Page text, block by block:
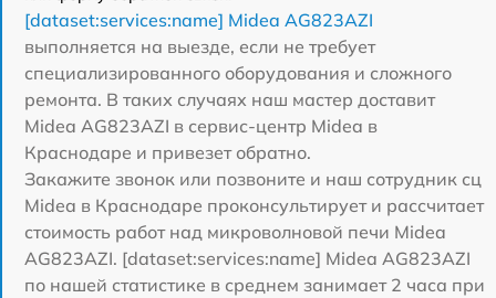
[dataset:services:name] Midea AG823AZI
выполняется на выезде, если не требует
специализированного оборудования и сложного
ремонта. В таких случаях наш мастер доставит
Midea AG823AZI в сервис-центр Midea в
Краснодаре и привезет обратно.
Закажите звонок или позвоните и наш сотрудник сц
Midea в Краснодаре проконсультирует и рассчитает
стоимость работ над микроволновой печи Midea
AG823AZI. [dataset:services:name] Midea AG823AZI
по нашей статистике в среднем занимает 2 часа при